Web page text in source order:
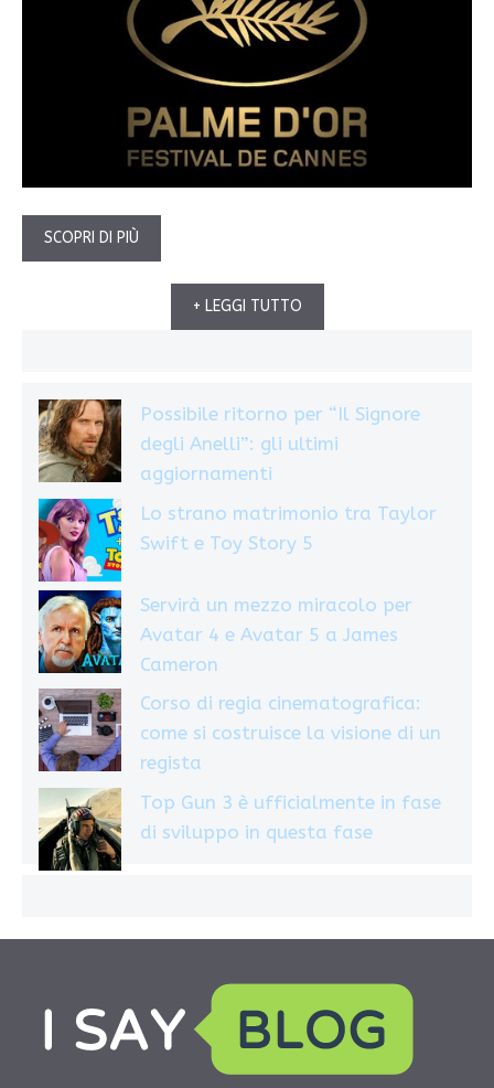
SCOPRI DI PIÙ
+ LEGGI TUTTO
Possibile ritorno per “Il Signore
degli Anelli”: gli ultimi
aggiornamenti
Lo strano matrimonio tra Taylor
Swift e Toy Story 5
Servirà un mezzo miracolo per
Avatar 4 e Avatar 5 a James
Cameron
Corso di regia cinematografica:
come si costruisce la visione di un
regista
Top Gun 3 è ufficialmente in fase
di sviluppo in questa fase